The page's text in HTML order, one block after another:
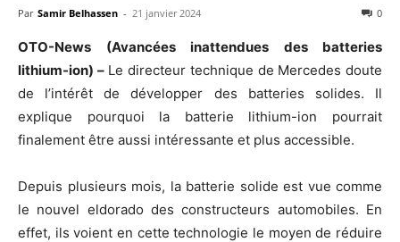
Par Samir Belhassen - 21 janvier 2024 0
OTO-News (Avancées inattendues des batteries
lithium-ion) –Le directeur technique de Mercedes doute
de l’intérêt de développer des batteries solides. Il
explique pourquoi la batterie lithium-ion pourrait
finalement être aussi intéressante et plus accessible.
Depuis plusieurs mois, la batterie solide est vue comme
le nouvel eldorado des constructeurs automobiles. En
effet, ils voient en cette technologie le moyen de réduire